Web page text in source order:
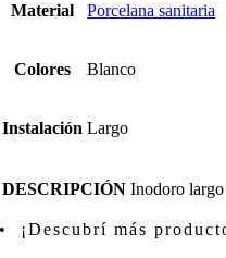
Material Porcelana sanitaria
Colores Blanco
Instalación Largo
DESCRIPCIÓN Inodoro
• ¡Descubrí más